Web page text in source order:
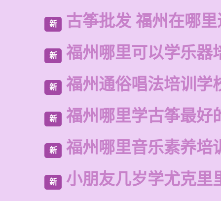
新 古筝批发 福州在哪
新 福州哪里可以学乐器
新 福州通俗唱法培训学
新 福州哪里学古筝最好
新 福州哪里音乐素养培
新 小朋友几岁学尤克里